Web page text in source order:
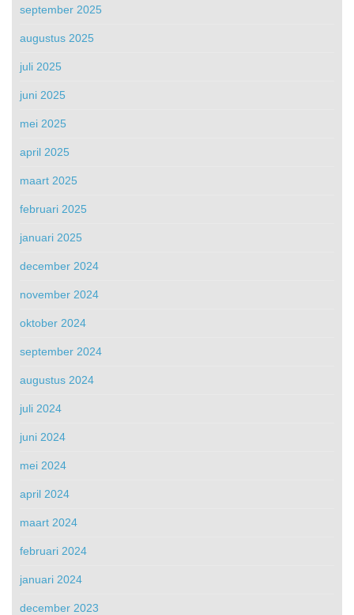
september 2025
augustus 2025
juli 2025
juni 2025
mei 2025
april 2025
maart 2025
februari 2025
januari 2025
december 2024
november 2024
oktober 2024
september 2024
augustus 2024
juli 2024
juni 2024
mei 2024
april 2024
maart 2024
februari 2024
januari 2024
december 2023